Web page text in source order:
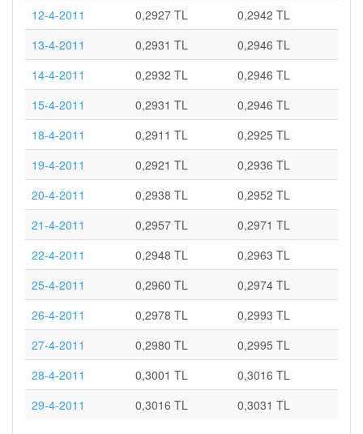
12-4-2011
0,2927 TL
0,2942 TL
13-4-2011
0,2931 TL
0,2946 TL
14-4-2011
0,2932 TL
0,2946 TL
15-4-2011
0,2931 TL
0,2946 TL
18-4-2011
0,2911 TL
0,2925 TL
19-4-2011
0,2921 TL
0,2936 TL
20-4-2011
0,2938 TL
0,2952 TL
21-4-2011
0,2957 TL
0,2971 TL
22-4-2011
0,2948 TL
0,2963 TL
25-4-2011
0,2960 TL
0,2974 TL
26-4-2011
0,2978 TL
0,2993 TL
27-4-2011
0,2980 TL
0,2995 TL
28-4-2011
0,3001 TL
0,3016 TL
29-4-2011
0,3016 TL 0,3031 TL